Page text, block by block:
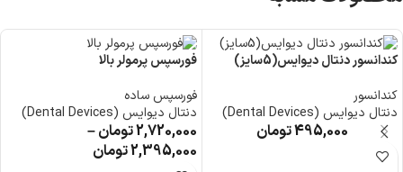
کندانسور دنتال دیوایس(5سایز)
کندانسور
دنتال دیوایس (Dental Devices)
495,000تومان
فورسپس پرمولر بالا
فورسپس ساده
دنتال دیوایس (Dental Devices)
2,720,000تومان–
2,395,000تومان